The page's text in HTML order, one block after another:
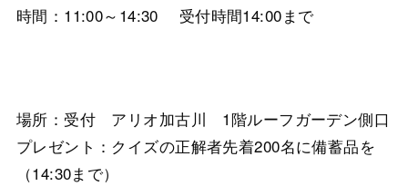
時間：11:00～14:30 受付時間14:00まで
場所：受付 アリオ加古川 1階ルーフガーデン側口
プレゼント：クイズの正解者先着200名に備蓄品を
（14:30まで）